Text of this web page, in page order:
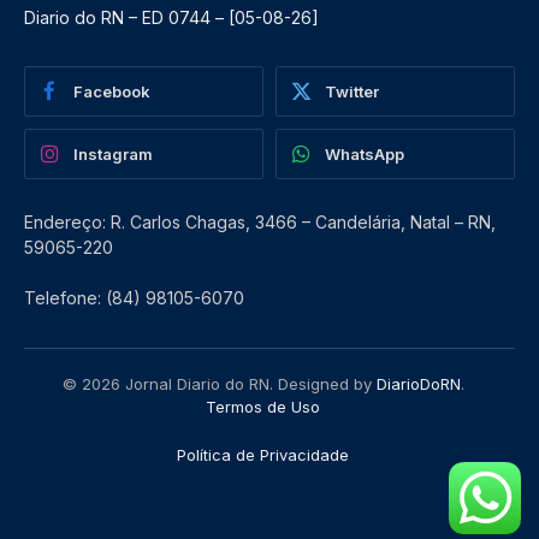
Diario do RN – ED 0744 – [05-08-26]
Facebook Twitter
Instagram WhatsApp
Endereço: R. Carlos Chagas, 3466 – Candelária, Natal – RN,
59065-220
Telefone: (84) 98105-6070
© 2026 Jornal Diario do RN. Designed by DiarioDoRN.
Termos de Uso
Política de Privacidade